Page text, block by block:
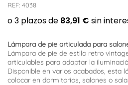
REF: 4038
Lámpara de pie articulada para
Lámpara de pie de estilo retro
articulables para adaptar la
Disponible en varios acabados, esta
colocar en dormitorios, salones o